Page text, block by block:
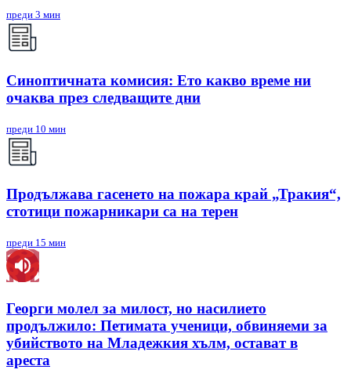
преди 3 мин
Синоптичната комисия: Ето какво време ни
очаква през следващите дни
преди 10 мин
Продължава гасенето на пожара край „Тракия“,
стотици пожарникари са на терен
преди 15 мин
Георги молел за милост, но насилието
продължило: Петимата ученици, обвиняеми за
убийството на Младежкия хълм, остават в
ареста